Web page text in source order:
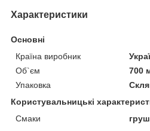
Характеристики
Основні
Країна виробник
Об`єм
700
Упаковка
Користувальницькі
Смаки